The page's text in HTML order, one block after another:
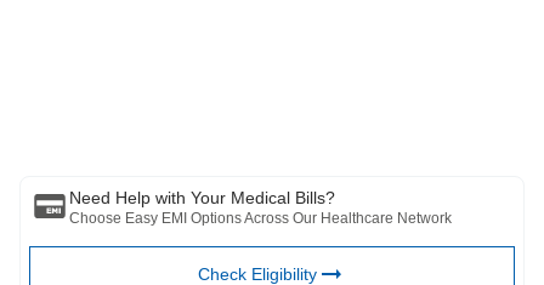
தகவலுக்கும் அல்லது மூன்றாம் தரப்பினரால் வழங்கப்படும் சேவைகள்
Need Help with Your Medical Bills?
Choose Easy EMI Options Across Our Healthcare Network
Check Eligibility